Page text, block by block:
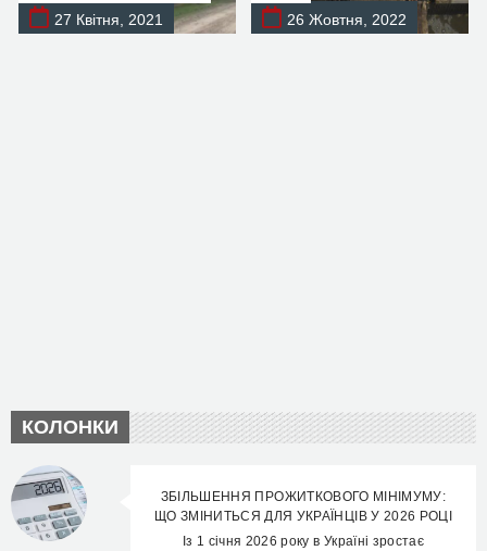
27 Квітня, 2021
26 Жовтня, 2022
КОЛОНКИ
ЗБІЛЬШЕННЯ ПРОЖИТКОВОГО МІНІМУМУ:
ЩО ЗМІНИТЬСЯ ДЛЯ УКРАЇНЦІВ У 2026 РОЦІ
Із 1 січня 2026 року в Україні зростає